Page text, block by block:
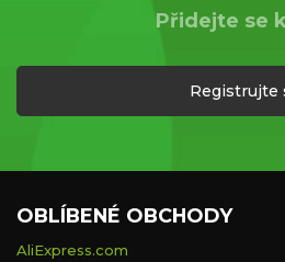
Přidejte se
Registrujte
OBLÍBENÉ OBCHODY
AliExpress.com